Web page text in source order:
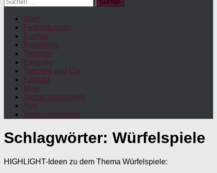
nach:
Start
Fortbildungen
Bücher
Betreuung
Themen
Exklusiv
Taschen und Co.
Kontakt
Maw
Nichts verpassen!
App
Stellenangebote
Schlagwörter: Würfelspiele
HIGHLIGHT-Ideen zu dem Thema Würfelspiele: